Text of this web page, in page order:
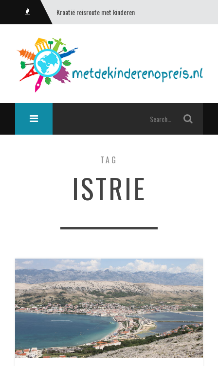
Kroatië reisroute met kinderen
TAG
ISTRIE